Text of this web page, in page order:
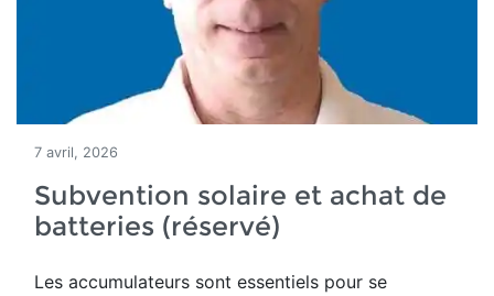
7 avril, 2026
Subvention solaire et achat de
batteries (réservé)
Les accumulateurs sont essentiels pour se